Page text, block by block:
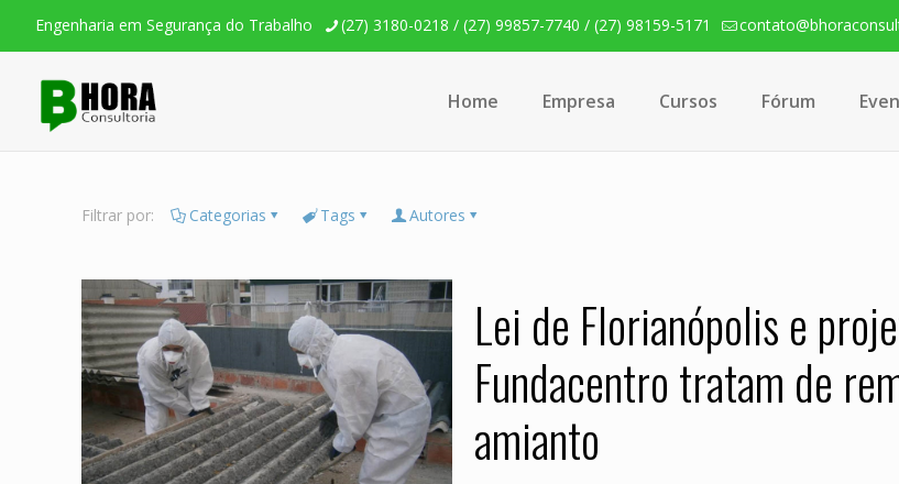
Engenharia em Segurança do Trabalho (27) 3180-0218 / (27) 99857-7740 / (27) 98159-5171
Home Empresa Cursos Fórum
Filtrar por: Categorias Tags Autores
Lei de Florianópolis e
Fundacentro tratam de
amianto